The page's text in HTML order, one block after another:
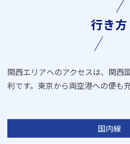
行き方
関西エリアへのアクセスは、関西
利です。東京から両空港への便も
国内線